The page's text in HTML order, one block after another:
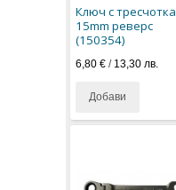
Ключ с тресчотка
15mm реверс
(150354)
6,80 € / 13,30 лв.
Добави